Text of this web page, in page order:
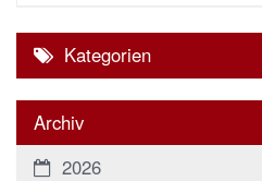
Kategorien
Archiv
2026